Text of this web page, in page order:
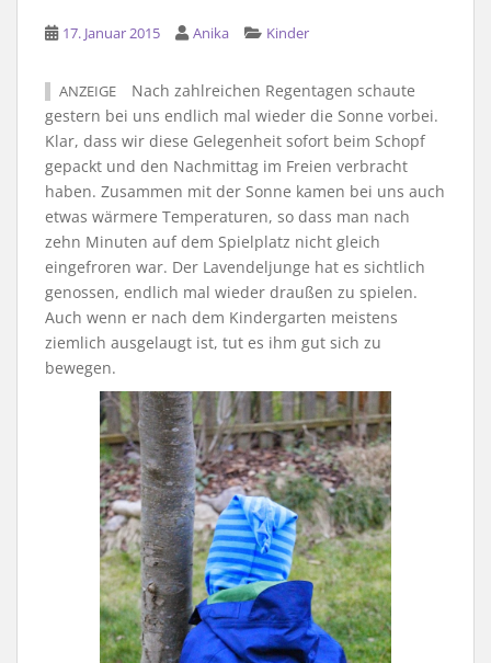
17. Januar 2015 Anika Kinder
ANZEIGE
Nach zahlreichen Regentagen schaute
gestern bei uns endlich mal wieder die Sonne vorbei.
Klar, dass wir diese Gelegenheit sofort beim Schopf
gepackt und den Nachmittag im Freien verbracht
haben. Zusammen mit der Sonne kamen bei uns auch
etwas wärmere Temperaturen, so dass man nach
zehn Minuten auf dem Spielplatz nicht gleich
eingefroren war. Der Lavendeljunge hat es sichtlich
genossen, endlich mal wieder draußen zu spielen.
Auch wenn er nach dem Kindergarten meistens
ziemlich ausgelaugt ist, tut es ihm gut sich zu
bewegen.